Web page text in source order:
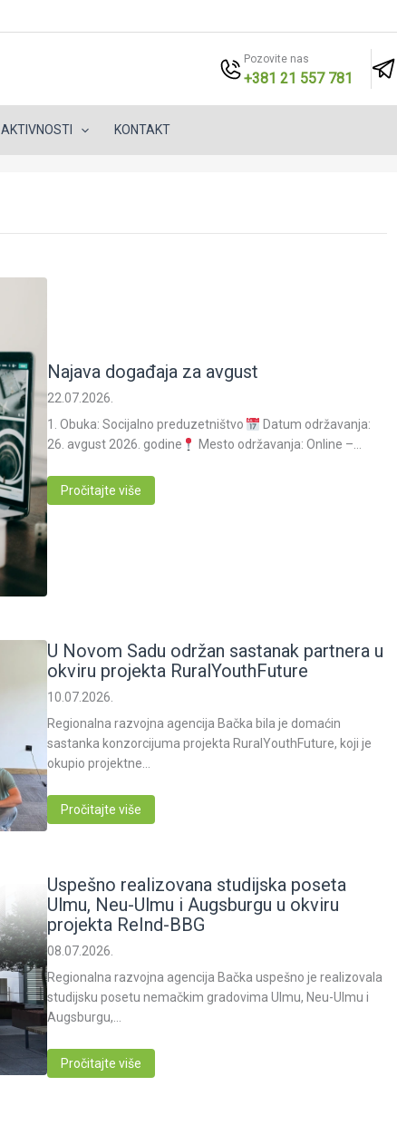
Pozovite nas
+381 21 557 781
AKTIVNOSTI KONTAKT
Najava događaja za avgust
22.07.2026.
1. Obuka: Socijalno preduzetništvo
Datum održavanja:
26. avgust 2026. godine
Mesto održavanja: Online –…
Pročitajte više
U Novom Sadu održan sastanak partnera u
okviru projekta RuralYouthFuture
10.07.2026.
Regionalna razvojna agencija Bačka bila je domaćin
sastanka konzorcijuma projekta RuralYouthFuture, koji je
okupio projektne…
Pročitajte više
Uspešno realizovana studijska poseta
Ulmu, Neu-Ulmu i Augsburgu u okviru
projekta ReInd-BBG
08.07.2026.
Regionalna razvojna agencija Bačka uspešno je realizovala
studijsku posetu nemačkim gradovima Ulmu, Neu-Ulmu i
Augsburgu,…
Pročitajte više